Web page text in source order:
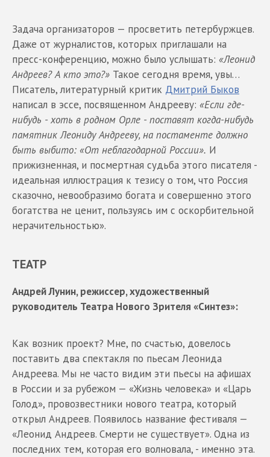
Задача организаторов — просветить петербуржцев.
Даже от журналистов, которых приглашали на
пресс-конференцию, можно было услышать: «Леонид
Андреев? А кто это?» Такое сегодня время, увы…
Писатель, литературный критик Дмитрий Быков
написал в эссе, посвященном Андрееву: «Если где-
нибудь - хоть в родном Орле - поставят когда-нибудь
памятник Леониду Андрееву, на постаменте должно
быть выбито: «От неблагодарной России». И
прижизненная, и посмертная судьба этого писателя -
идеальная иллюстрация к тезису о том, что Россия
сказочно, невообразимо богата и совершенно этого
богатства не ценит, пользуясь им с оскорбительной
нерачительностью».
ТЕАТР
Андрей Лунин, режиссер, художественный
руководитель Театра Нового Зрителя «Синтез»:
Как возник проект? Мне, по счастью, довелось
поставить два спектакля по пьесам Леонида
Андреева. Мы не часто видим эти пьесы на афишах
в России и за рубежом — «Жизнь человека» и «Царь
Голод», провозвестники нового театра, который
открыл Андреев. Появилось название фестиваля —
«Леонид Андреев. Смерти не существует». Одна из
последних тем, которая его волновала, - именно эта.